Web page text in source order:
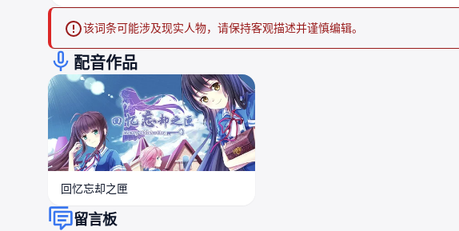
该词条可能涉及现实人物，请保持客观描述并谨慎编辑。
配音作品
回忆忘却之匣
留言板